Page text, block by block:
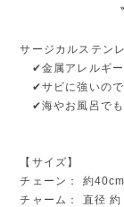
〝ずっと愛
サージカルステン
✔金属アレルギー
✔サビに強いので
✔海やお風呂でも
【サイズ】
チェーン： 約
チャーム： 直径